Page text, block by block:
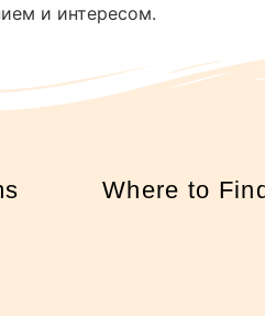
и интересом.
Where to